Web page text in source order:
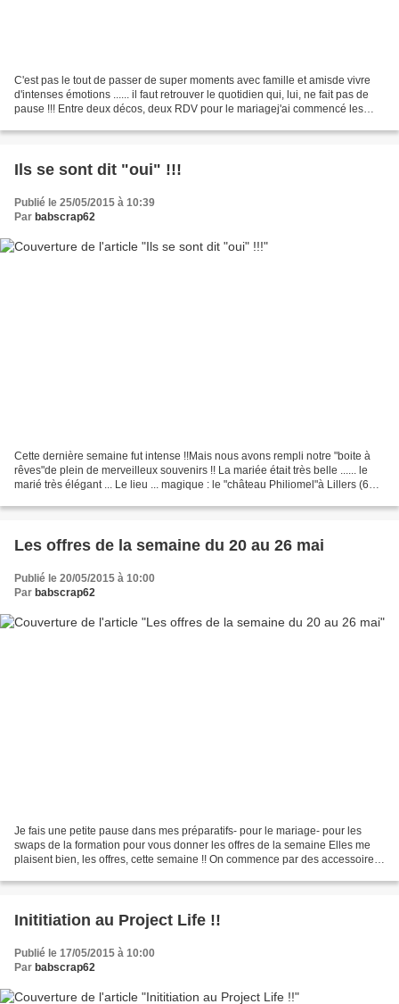
C'est pas le tout de passer de super moments avec famille et amisde vivre
d'intenses émotions ...... il faut retrouver le quotidien qui, lui, ne fait pas de
pause !!! Entre deux décos, deux RDV pour le mariagej'ai commencé les
Ils se sont dit "oui" !!!
Publié le 25/05/2015 à 10:39
Par babscrap62
Cette dernière semaine fut intense !!Mais nous avons rempli notre "boite à
rêves"de plein de merveilleux souvenirs !! La mariée était très belle ...... le
marié très élégant ... Le lieu ... magique : le "château Philiomel"à Lillers (62)
Les offres de la semaine du 20 au 26 mai
Publié le 20/05/2015 à 10:00
Par babscrap62
Je fais une petite pause dans mes préparatifs- pour le mariage- pour les
swaps de la formation pour vous donner les offres de la semaine Elles me
plaisent bien, les offres, cette semaine !! On commence par des accessoires
Inititiation au Project Life !!
Publié le 17/05/2015 à 10:00
Par babscrap62